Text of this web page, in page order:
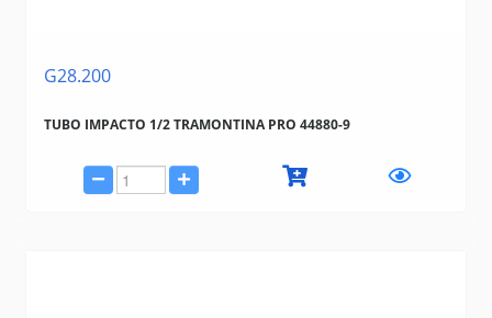
G28.200
TUBO IMPACTO 1/2 TRAMONTINA PRO 44880-9